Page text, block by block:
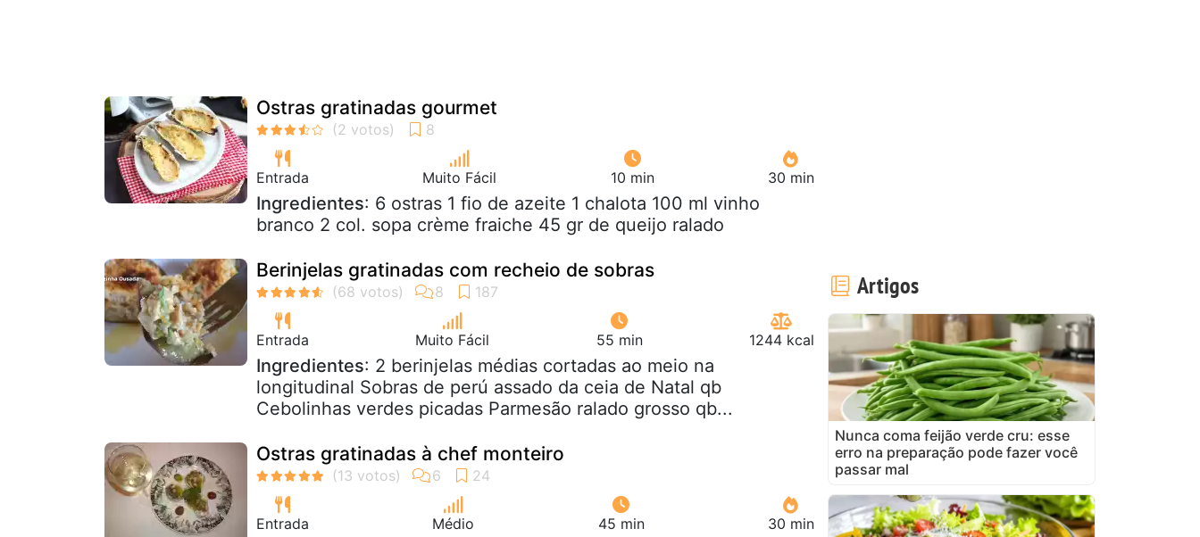
Ostras gratinadas gourmet
Entrada Muito Fácil 10 min 30 min
Ingredientes: 6 ostras 1 fio de azeite 1 chalota 100 ml vinho
branco 2 col. sopa crème fraiche 45 gr de queijo ralado
Berinjelas gratinadas com recheio de sobras
Entrada Muito Fácil 55 min 1244 kcal
Ingredientes: 2 berinjelas médias cortadas ao meio na
longitudinal Sobras de perú assado da ceia de Natal qb
Cebolinhas verdes picadas Parmesão ralado grosso qb...
Ostras gratinadas à chef monteiro
Entrada Médio 45 min 30 min
Artigos
Nunca coma feijão verde cru: esse
erro na preparação pode fazer você
passar mal